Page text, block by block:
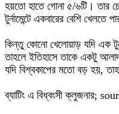
হয়তো হাতে গোনা ৫/৬টি। তার
টুর্নামেন্টে একবারের বেশি খেলতে
কিন্তু কোনো খেলোয়াড় যদি এক
তাহলে ইতিহাসে তাকে একটু
যদি বিশ্বকাপের মতো বড় হয়,
ব্যাটিং এ বিধ্বংসী ক্লুজনার;